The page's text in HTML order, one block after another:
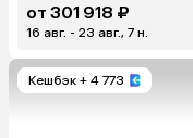
от 301 918 ₽
16 авг. - 23 авг., 7 н.
Кешбэк + 4 773